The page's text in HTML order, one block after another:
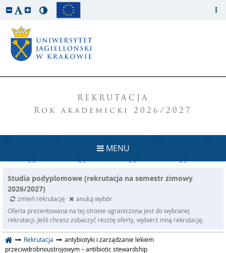
REKRUTACJA
Rok akademicki 2026/2027
MENU
Studia podyplomowe (rekrutacja na semestr zimowy
2026/2027)
zmień rekrutację
anuluj wybór
Oferta prezentowana na tej stronie ograniczona jest do wybranej
rekrutacji. Jeśli chcesz zobaczyć resztę oferty, wybierz inną rekrutację.
Rekrutacja
antybiotyki i zarządzanie lekiem
przeciwdrobnoustrojowym – antibiotic stewardship